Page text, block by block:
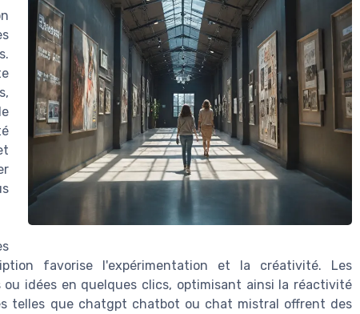
favorise l'expérimentation et la créativité. Les
idées en quelques clics, optimisant ainsi la réactivité
telles que chatgpt chatbot ou chat mistral offrent des